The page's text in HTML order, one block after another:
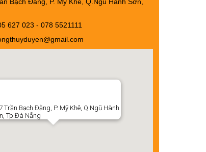
627 023 - ‭078 5521111
Trần Bạch Đằng, P. Mỹ Khê, Q.Ngũ Hành
Tp.Đà Nẵng